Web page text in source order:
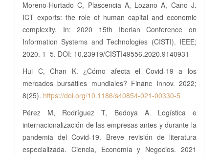
Moreno-Hurtado C, Plascencia A, Lozano A, Cano J.
ICT exports: the role of human capital and economic
complexity. In: 2020 15th Iberian Conference on
Information Systems and Technologies (CISTI). IEEE;
2020. 1–5. DOI: 10.23919/CISTI49556.2020.9140931
Hui C, Chan K. ¿Cómo afecta el Covid-19 a los
mercados bursátiles mundiales? Financ Innov. 2022;
8(25). https://doi.org/10.1186/s40854-021-00330-5
Pérez M, Rodríguez T, Bedoya A. Logística e
internacionalización de las empresas antes y durante la
pandemia del Covid-19. Breve revisión de literatura
especializada. Ciencia, Economía y Negocios. 2021